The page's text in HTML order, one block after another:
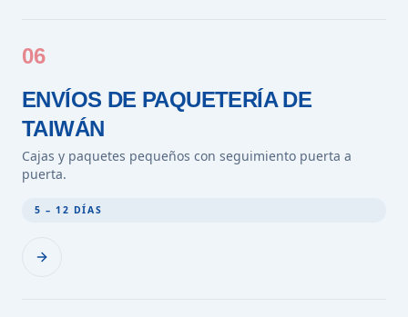
06
ENVÍOS DE PAQUETERÍA DE
TAIWÁN
Cajas y paquetes pequeños con seguimiento puerta a
puerta.
5 – 12 DÍAS